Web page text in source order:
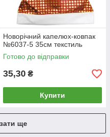
Новорічний капелюх-ковпак
№6037-5 35см текстиль
Готово до відправки
35,30 ₴
Купити
ще